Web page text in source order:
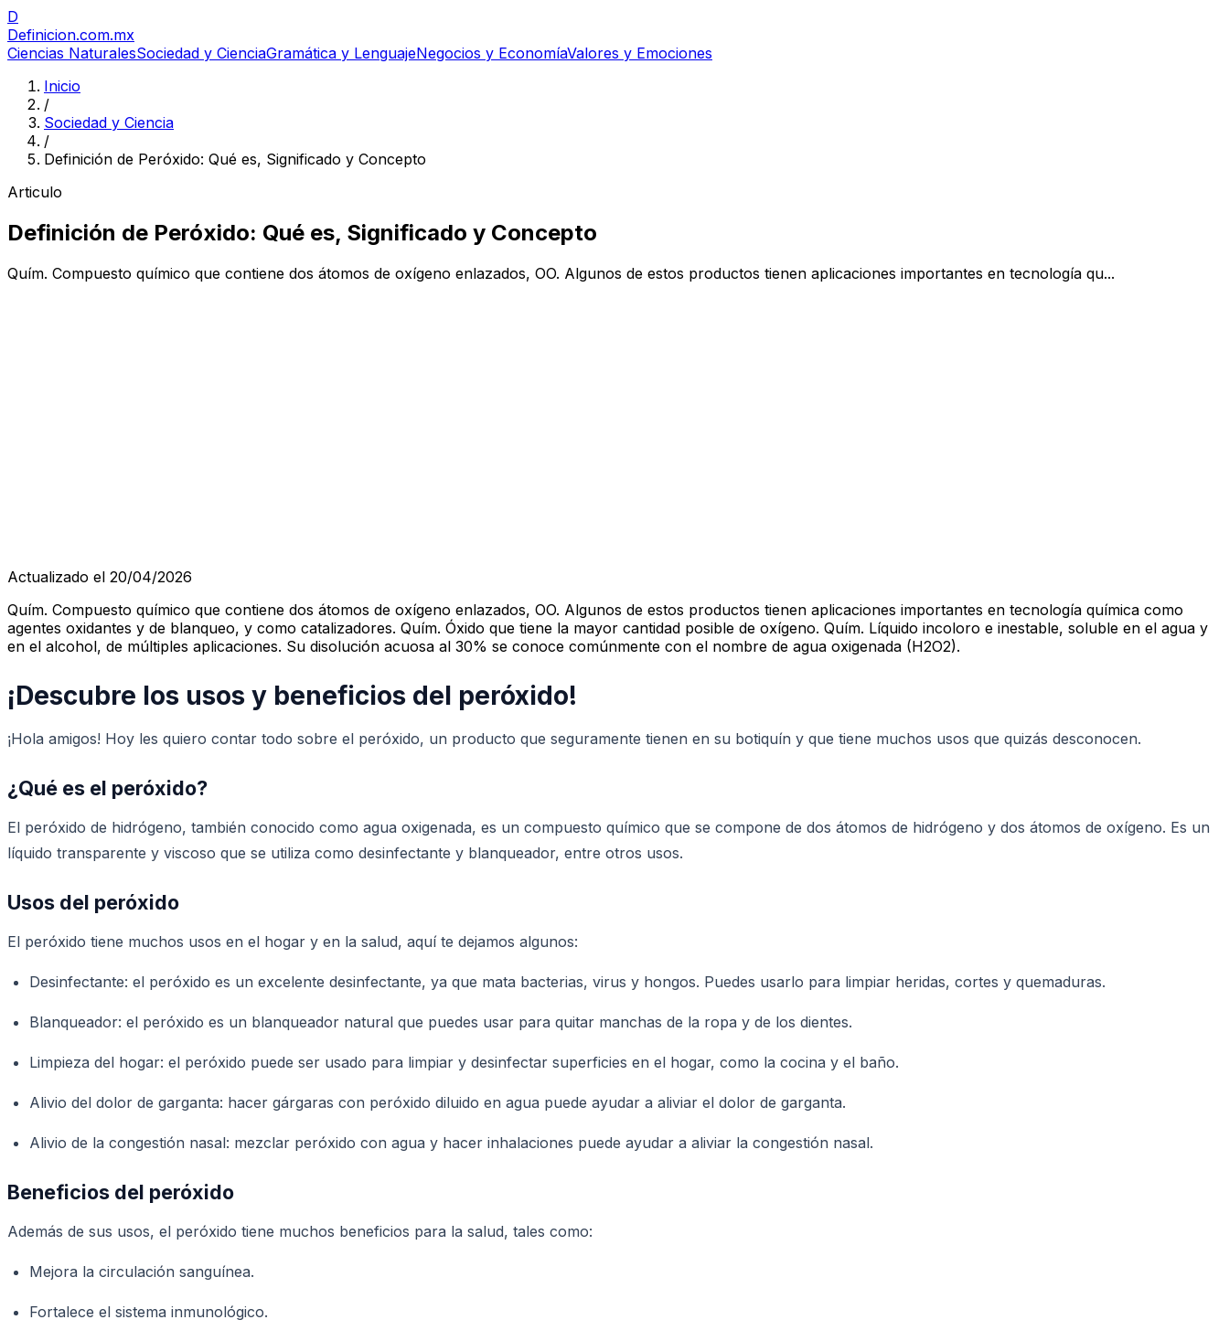
D
Definicion.com.mx
Ciencias NaturalesSociedad y CienciaGramática y LenguajeNegocios y EconomíaValores y Emociones
Inicio
/
Sociedad y Ciencia
/
Definición de Peróxido: Qué es, Significado y Concepto
Articulo
Definición de Peróxido: Qué es, Significado y Concepto
Quím. Compuesto químico que contiene dos átomos de oxígeno enlazados, OO. Algunos de estos productos tienen aplicaciones importantes en tecnología qu...
Actualizado el 20/04/2026
Quím. Compuesto químico que contiene dos átomos de oxígeno enlazados, OO. Algunos de estos productos tienen aplicaciones importantes en tecnología química como
agentes oxidantes y de blanqueo, y como catalizadores. Quím. Óxido que tiene la mayor cantidad posible de oxígeno. Quím. Líquido incoloro e inestable, soluble en el agua y
en el alcohol, de múltiples aplicaciones. Su disolución acuosa al 30% se conoce comúnmente con el nombre de agua oxigenada (H2O2).
¡Descubre los usos y beneficios del peróxido!
¡Hola amigos! Hoy les quiero contar todo sobre el peróxido, un producto que seguramente tienen en su botiquín y que tiene muchos usos que quizás desconocen.
¿Qué es el peróxido?
El peróxido de hidrógeno, también conocido como agua oxigenada, es un compuesto químico que se compone de dos átomos de hidrógeno y dos átomos de oxígeno. Es un
líquido transparente y viscoso que se utiliza como desinfectante y blanqueador, entre otros usos.
Usos del peróxido
El peróxido tiene muchos usos en el hogar y en la salud, aquí te dejamos algunos:
Desinfectante: el peróxido es un excelente desinfectante, ya que mata bacterias, virus y hongos. Puedes usarlo para limpiar heridas, cortes y quemaduras.
Blanqueador: el peróxido es un blanqueador natural que puedes usar para quitar manchas de la ropa y de los dientes.
Limpieza del hogar: el peróxido puede ser usado para limpiar y desinfectar superficies en el hogar, como la cocina y el baño.
Alivio del dolor de garganta: hacer gárgaras con peróxido diluido en agua puede ayudar a aliviar el dolor de garganta.
Alivio de la congestión nasal: mezclar peróxido con agua y hacer inhalaciones puede ayudar a aliviar la congestión nasal.
Beneficios del peróxido
Además de sus usos, el peróxido tiene muchos beneficios para la salud, tales como:
Mejora la circulación sanguínea.
Fortalece el sistema inmunológico.